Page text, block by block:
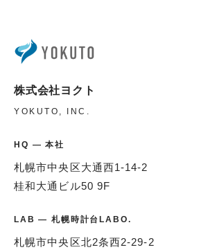
株式会社ヨクト
YOKUTO, INC.
HQ — 本社
札幌市中央区大通西1-14-2
桂和大通ビル50 9F
LAB — 札幌時計台LABO.
札幌市中央区北2条西2-29-2